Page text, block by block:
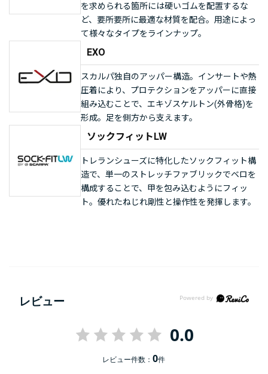
を求められる箇所には硬いゴムを配置するな
ど、要所要所に最適な材質を配合。用途によっ
て様々なタイプをラインナップ。
EXO
スカルパ独自のアッパー構造。インサートや熱
圧着により、プロテクションをアッパーに直接
組み込むことで、エキゾスケルトン(外骨格)を
形成。足を側方から支えます。
ソックフィットLW
トレランシューズに特化したソックフィット構
造で、単一のストレッチファブリックでベロを
構成することで、甲を包み込むようにフィッ
ト。優れたねじれ剛性と操作性を発揮します。
レビュー
0.0
レビュー件数：0件